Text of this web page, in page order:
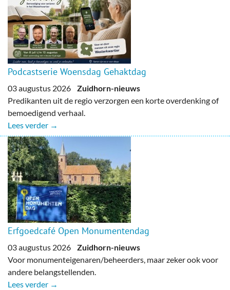
Podcastserie Woensdag Gehaktdag
03 augustus 2026 Zuidhorn-nieuws
Predikanten uit de regio verzorgen een korte overdenking of
bemoedigend verhaal.
Lees verder →
Erfgoedcafé Open Monumentendag
03 augustus 2026 Zuidhorn-nieuws
Voor monumenteigenaren/beheerders, maar zeker ook voor
andere belangstellenden.
Lees verder →